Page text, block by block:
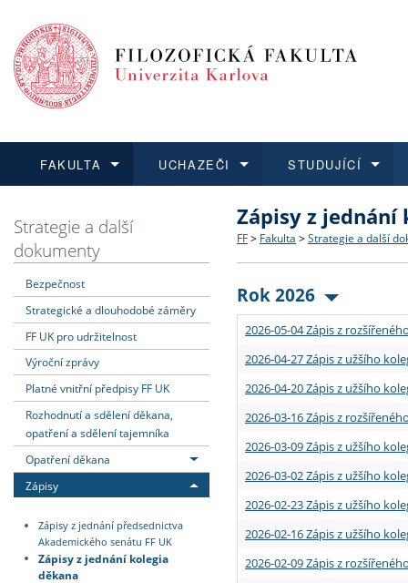
FAKULTA
Dozvědět se více
Struktura a historie
Strategie a další
Podpora a benefity pro
Absolventi fakulty
UCHAZEČI
Podat přihlášku
Co studovat a jak se
Učitelské studijní
Informace k průběhu
STUDUJÍCÍ
Dozvědět se více
Bakalářské a magisterské
Doktorské studium
Rigorózní řízení
Dozvědět se více
O vědě a výzkumu na FF
Akademické kvalifikace
Granty a projekty
Dozvědět se více
Aktuální nabídky a
Vyjíždějící studenti
Přijíždějící studenti
Vyjíždějící zaměstnanci
Strategie a další
dokumenty
Bezpečnost
Strategické a dlouhodobé záměry
FF UK pro udržitelnost
Výroční zprávy
Platné vnitřní předpisy FF UK
Rozhodnutí a sdělení děkana,
opatření a sdělení tajemníka
Opatření děkana
Zápisy
Zápisy z jednání předsednictva
Akademického senátu FF UK
Zápisy z jednání kolegia
děkana
Zápisy z jednání
FF > Fakulta > Strategie a další
Rok 2026
2026-05-04 Zápis z
2026-04-27 Zápis z užšího
2026-04-20 Zápis z užšího
2026-03-16 Zápis z
2026-03-09 Zápis z užšího
2026-03-02 Zápis z užšího
2026-02-23 Zápis z užšího
2026-02-16 Zápis z užšího
2026-02-09 Zápis z